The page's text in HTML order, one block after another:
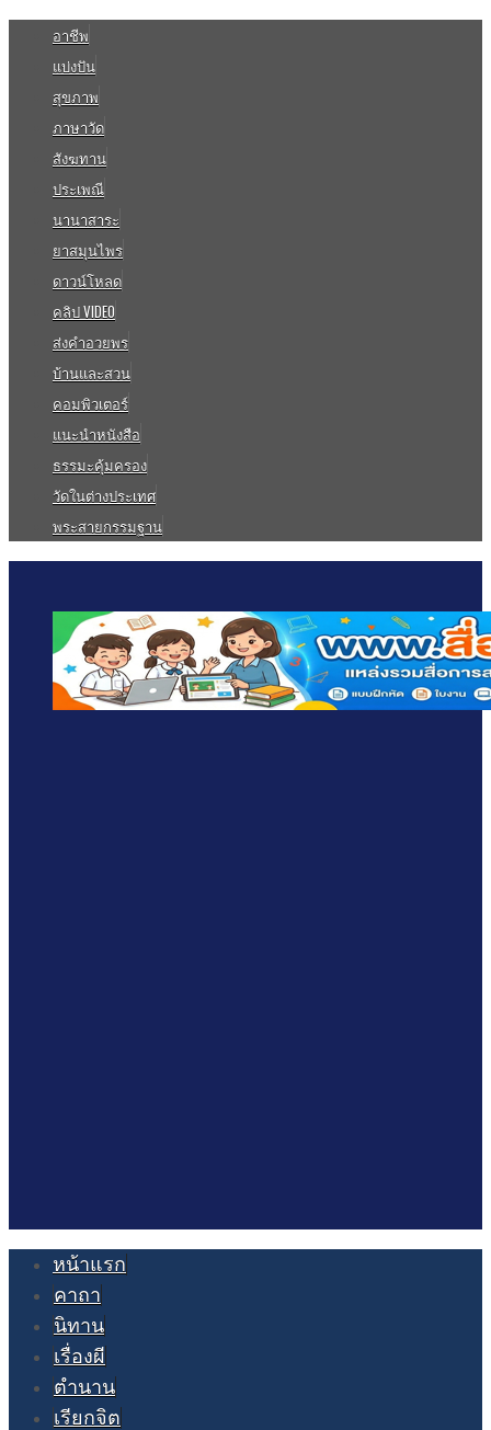
อาชีพ
แบ่งปัน
สุขภาพ
ภาษาวัด
สังฆทาน
ประเพณี
นานาสาระ
ยาสมุนไพร
ดาวน์โหลด
คลิป VIDEO
ส่งคำอวยพร
บ้านและสวน
คอมพิวเตอร์
แนะนำหนังสือ
ธรรมะคุ้มครอง
วัดในต่างประเทศ
พระสายกรรมฐาน
หน้าแรก
คาถา
นิทาน
เรื่องผี
ตำนาน
เรียกจิต